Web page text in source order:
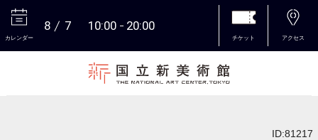
カレンダー
8 7 10:00 20:00
チケット アクセス
ID:81217